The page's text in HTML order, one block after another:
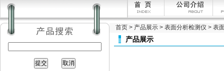
首页 > 产品展示 > 表面分析检测仪 > 表
产品展示